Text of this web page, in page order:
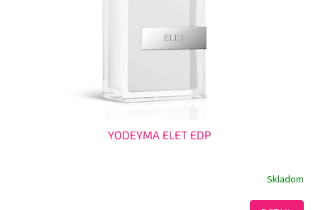
YODEYMA ELET EDP
Skladom